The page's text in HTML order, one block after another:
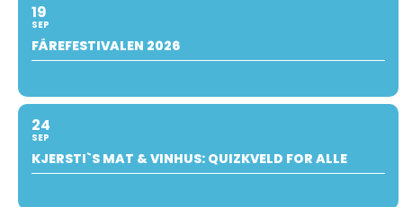
19
SEP
FÅREFESTIVALEN 2026
24
SEP
KJERSTI`S MAT & VINHUS: QUIZKVELD FOR ALLE